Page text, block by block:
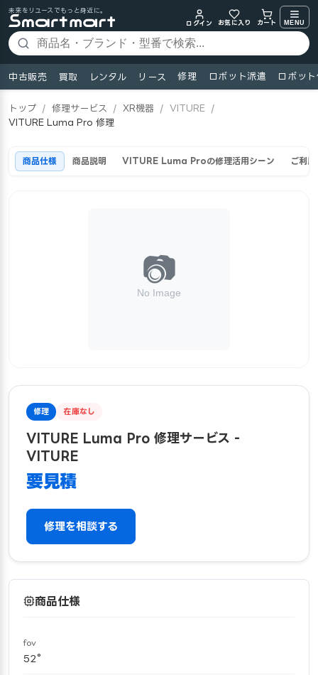
未来をリユースでもっと身近に。
ログイン
お気に入り カート MENU
中古販売 買取 レンタル リース 修理 ロボット派遣 ロボッ
トップ / 修理サービス / XR機器 / VITURE
/
VITURE Luma Pro 修理
商品仕様 商品説明 VITURE Luma Proの修理活用シーン ご利
修理 在庫なし
VITURE Luma Pro 修理サービス -
VITURE
要見積
修理を相談する
商品仕様
fov
52°